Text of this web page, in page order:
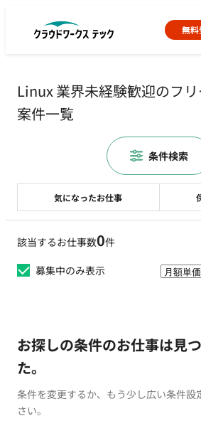
無料
Linux 業界未経験歓迎のフリ
案件一覧
該当するお仕事数0件
募集中のみ表示
お探しの条件のお仕事は見
た。
条件を変更するか、もう少し広い条件設
さい。
気になったお仕事
条件検索